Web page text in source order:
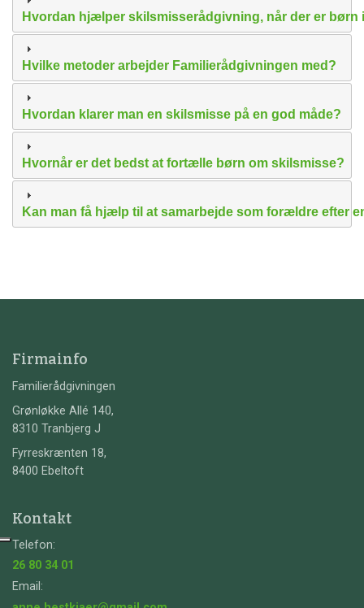
Hvordan hjælper skilsmisserådgivning, når der er børn
Hvilke metoder arbejder Familierådgivningen med?
Hvordan klarer man en skilsmisse på en god måde?
Hvornår er det bedst at fortælle børn om skilsmisse?
Kan man få hjælp til at samarbejde som forældre efter
Firmainfo
Familierådgivningen
Grønløkke Allé 140,
8310 Tranbjerg J
Fyrreskrænten 18,
8400 Ebeltoft
Kontakt
Telefon:
26 80 34 01
Email: